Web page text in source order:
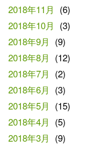
2018年11月
(6)
2018年10月
(3)
2018年9月
(9)
2018年8月
(12)
2018年7月
(2)
2018年6月
(3)
2018年5月
(15)
2018年4月
(5)
2018年3月
(9)